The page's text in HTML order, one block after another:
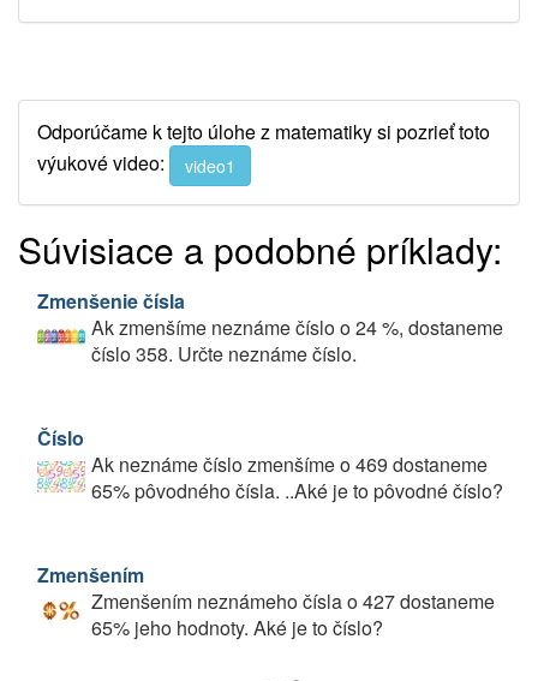
Odporúčame k tejto úlohe z matematiky si pozrieť toto
výukové video:
video1
Súvisiace a podobné príklady:
Zmenšenie čísla
Ak zmenšíme neznáme číslo o 24 %, dostaneme
číslo 358. Určte neznáme číslo.
Číslo
Ak neznáme číslo zmenšíme o 469 dostaneme
65% pôvodného čísla. ..Aké je to pôvodné číslo?
Zmenšením
Zmenšením neznámeho čísla o 427 dostaneme
65% jeho hodnoty. Aké je to číslo?